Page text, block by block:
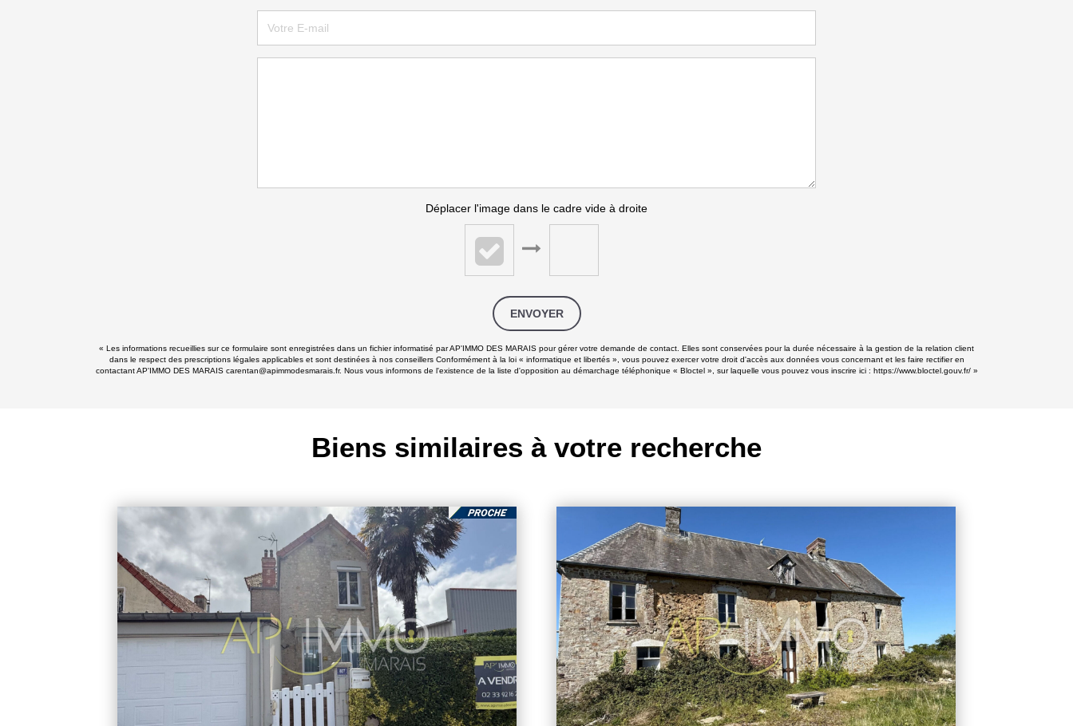
Déplacer l'image dans le cadre vide à droite
ENVOYER
« Les informations recueillies sur ce formulaire sont enregistrées dans un fichier informatisé par AP'IMMO DES MARAIS pour gérer votre demande de contact. Elles sont conservées pour la durée nécessaire à la gestion de la relation client
dans le respect des prescriptions légales applicables et sont destinées à nos conseillers Conformément à la loi « informatique et libertés », vous pouvez exercer votre droit d'accès aux données vous concernant et les faire rectifier en
contactant AP'IMMO DES MARAIS carentan@apimmodesmarais.fr. Nous vous informons de l'existence de la liste d'opposition au démarchage téléphonique « Bloctel », sur laquelle vous pouvez vous inscrire ici : https://www.bloctel.gouv.fr/»
Biens similaires à votre recherche